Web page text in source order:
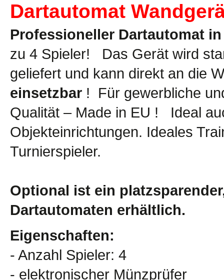
Dartautomat
Professioneller Dartautomat
zu 4 Spieler! Das Gerät wird
geliefert und kann direkt an die
einsetzbar ! Für gewerbliche
Qualität – Made in EU ! Ideal
Objekteinrichtungen. Ideales
Turnierspieler.
Optional ist ein
Dartautomaten erhältlich.
Eigenschaften:
- Anzahl Spieler: 4
- elektronischer Münzprüfer